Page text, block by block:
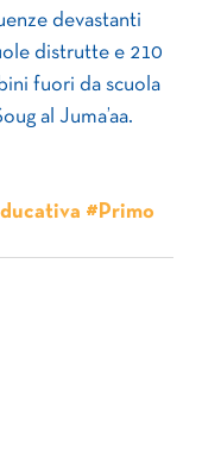
devastanti
distrutte e 210
fuori da scuola
al Juma’aa.
#Primo